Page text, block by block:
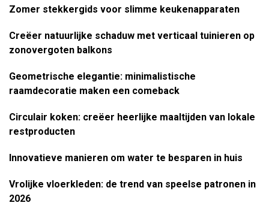
Zomer stekkergids voor slimme keukenapparaten
Creëer natuurlijke schaduw met verticaal tuinieren op
zonovergoten balkons
Geometrische elegantie: minimalistische
raamdecoratie maken een comeback
Circulair koken: creëer heerlijke maaltijden van lokale
restproducten
Innovatieve manieren om water te besparen in huis
Vrolijke vloerkleden: de trend van speelse patronen in
2026